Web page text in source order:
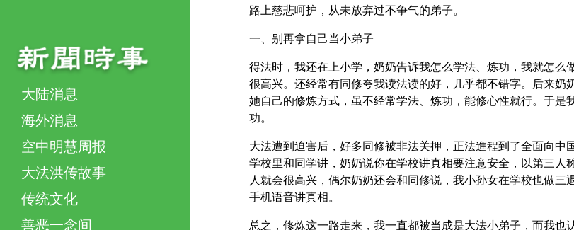
大陆消息
海外消息
空中明慧周报
大法洪传故事
传统文化
善恶一念间
路上慈悲呵护，从未放弃过不争气的弟子。
一、别再拿自己当小弟子
得法时，我还在上小学，奶奶告诉我怎么学法、炼功，我就怎
很高兴。还经常有同修夸我读法读的好，几乎都不错字。后来
她自己的修炼方式，虽不经常学法、炼功，能修心性就行。于
功。
大法遭到迫害后，好多同修被非法关押，正法進程到了全面向
学校里和同学讲，奶奶说你在学校讲真相要注意安全，以第三
人就会很高兴，偶尔奶奶还会和同修说，我小孙女在学校也做
手机语音讲真相。
总之，修炼这一路走来，我一直都被当成是大法小弟子，而我